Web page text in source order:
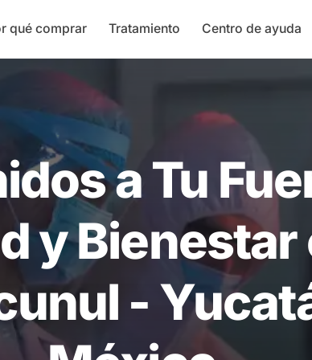
qué comprar Tratamiento Centro de ayuda
a Tu
y Bienestar
-